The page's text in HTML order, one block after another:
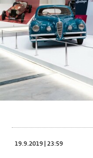
19.9.2019 | 23:59